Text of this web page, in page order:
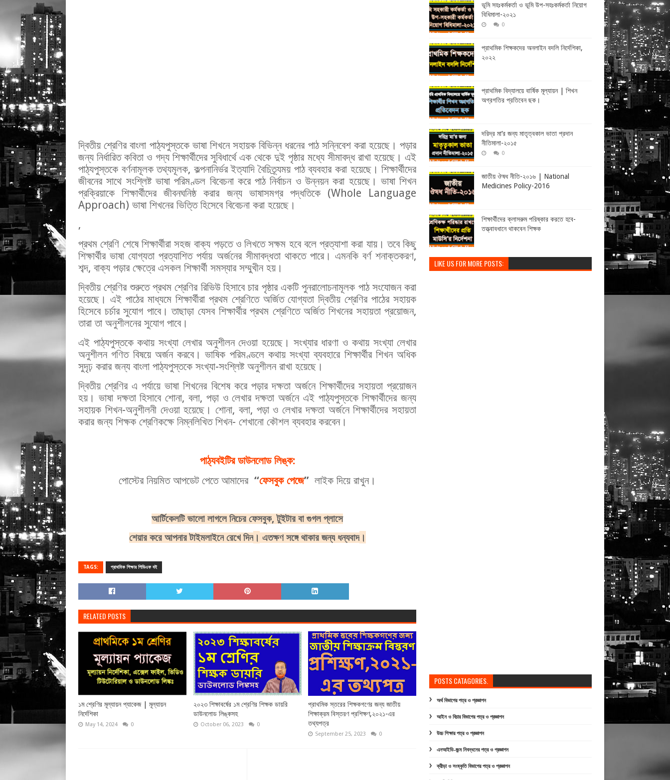
দ্বিতীয় শ্রেণির বাংলা পাঠ্যপুস্তকে ভাষা শিখনে সহায়ক বিভিন্ন ধরনের পাঠ সন্নিবেশ করা হয়েছে। পড়ার
জন্য নির্ধারিত কবিতা ও গদ্য শিক্ষার্থীদের সুবিধার্থে এক থেকে দুই পৃষ্ঠার মধ্যে সীমাবদ্ধ রাখা হয়েছে। এই
পাঠ্যপুস্তকে বর্ণনামূলক তথ্যমূলক, কল্পনানির্ভর ইত্যাদি বৈচিত্র্যময় পাঠ ব্যবহার করা হয়েছে। শিক্ষার্থীদের
জীবনের সাথে সংশ্লিষ্ট ভাষা পরিমণ্ডল বিবেচনা করে পাঠ নির্বাচন ও উন্নয়ন করা হয়েছে। ভাষা শিখন
প্রক্রিয়াকে শিক্ষার্থীদের জীবনঘনিষ্ঠ করার জন্য ভাষাসমগ্র পদ্ধতিকে (Whole Language
Approach) ভাষা শিখনের ভিত্তি হিসেবে বিবেচনা করা হয়েছে।
,
প্রথম শ্রেণি শেষে শিক্ষার্থীরা সহজ বাক্য পড়তে ও লিখতে সক্ষম হবে বলে প্রত্যাশা করা যায়। তবে কিছু
শিক্ষার্থীর ভাষা যোগ্যতা প্রত্যাশিত পর্যায় অর্জনের সীমাবদ্ধতা থাকতে পারে। এমনকি বর্ণ শনাক্তকরণ,
শব্দ, বাক্য পড়ার ক্ষেত্রে এসকল শিক্ষার্থী সমস্যার সম্মুখীন হয়।
দ্বিতীয় শ্রেণির শুরুতে প্রথম শ্রেণির রিভিউ হিসাবে চার পৃষ্ঠার একটি পুনরালোচনামূলক পাঠ সংযোজন করা
হয়েছে। এই পাঠের মাধ্যমে শিক্ষার্থীরা প্রথম শ্রেণিতে অর্জিত যোগ্যতা দ্বিতীয় শ্রেণির পাঠের সহায়ক
হিসেবে চর্চার সুযোগ পাবে। তাছাড়া যেসব শিক্ষার্থীর প্রথম শ্রেণিতে অর্জিত শিখনের সহায়তা প্রয়োজন,
তারা তা অনুশীলনের সুযোগ পাবে।
এই পাঠ্যপুস্তকে কথায় সংখ্যা লেখার অনুশীলন দেওয়া হয়েছে। সংখ্যার ধারণা ও কথায় সংখ্যা লেখার
অনুশীলন গণিত বিষয়ে অর্জন করবে। ভাষিক পরিমণ্ডলে কথায় সংখ্যা ব্যবহারে শিক্ষার্থীর শিখন অধিক
সুদৃঢ় করার জন্য বাংলা পাঠ্যপুস্তকে সংখ্যা-সংশ্লিষ্ট অনুশীলন রাখা হয়েছে।
দ্বিতীয় শ্রেণির এ পর্যায়ে ভাষা শিখনের বিশেষ করে পড়ার দক্ষতা অর্জনে শিক্ষার্থীদের সহায়তা প্রয়োজন
হয়। ভাষা দক্ষতা হিসাবে শোনা, বলা, পড়া ও লেখার দক্ষতা অর্জনে এই পাঠ্যপুস্তকে শিক্ষার্থীদের জন্য
সহায়ক শিখন-অনুশীলনী দেওয়া হয়েছে। শোনা, বলা, পড়া ও লেখার দক্ষতা অর্জনে শিক্ষার্থীদের সহায়তা
করার জন্য শিক্ষক শ্রেণিকক্ষে নিম্নলিখিত শিখন- শেখানো কৌশল ব্যবহার করবেন।
পাঠ্যবইটির ডাউনলোড লিঙ্ক:
পোস্টের নিয়মিত আপডেট পেতে আমাদের ‘‘ফেসবুক পেজে” লাইক দিয়ে রাখুন।
আর্টিকেলটি ভালো লাগলে নিচের ফেসবুক,টুইটার বা গুগল প্লাসে
শেয়ার করে আপনার টাইমলাইনে রেখে দিন। এতক্ষণ সঙ্গে থাকার জন্য ধন্যবাদ।
TAGS: প্রাথমিক শিক্ষার পিডিএফ বই
RELATED POSTS
১ম শ্রেণির মূল্যায়ন প্যাকেজ | মূল্যায়ন
নির্দেশিকা
May 14, 2024 0
২০২৩ শিক্ষাবর্ষের ১ম শ্রেণির শিক্ষক ডায়রি
ডাউনলোড লিঙ্কসহ
October 06, 2023 0
প্রাথমিক স্তরের শিক্ষকগণের জন্য জাতীয়
শিক্ষাক্রম বিস্তরণ প্রশিক্ষণ,২০২১-এর
তথ্যপত্র
September 25, 2023 0
ভূমি সহঃকর্মকর্তা ও ভূমি উপ-সহঃকর্মকর্তা নিয়োগ
বিধিমালা-২০২১
0
প্রাথমিক শিক্ষকদের অনলাইন বদলি নির্দেশিকা,
২০২২
প্রাথমিক বিদ্যালয়ে বার্ষিক মূল্যায়ন | শিখন
অগ্রগতির প্রতিবেন ছক।
দরিদ্র মা’র জন্য মাতৃত্বকাল ভাতা প্রদান
নীতিমালা-২০১৫
0
জাতীয় ঔষধ নীতি-২০১৬ | National
Medicines Policy-2016
শিক্ষার্থীদের ক্লাসরুম পরিষ্কার করতে হবে-
তত্ত্বাবধানে থাকবেন শিক্ষক
LIKE US FOR MORE POSTS:
POSTS CATAGORIES.
অর্থ বিভাগের পত্র ও প্রজ্ঞাপন
আইন ও বিচার বিভাগের পত্র ও প্রজ্ঞাপন
উচ্চ শিক্ষার পত্র ও প্রজ্ঞাপন
এনআইডি-জন্ম নিবন্ধনের পত্র ও প্রজ্ঞাপন
ক্রীড়া ও সংষ্কৃতি বিভাগের পত্র ও প্রজ্ঞাপন